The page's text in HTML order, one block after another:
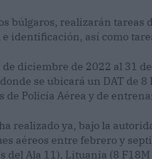
búlgaros, realizarán tareas
identificación, así como
diciembre de 2022 al 31
se ubicará un DAT de 8
Policía Aérea y de
realizado ya, bajo la
aéreos entre febrero y
del Ala 11), Lituania (8